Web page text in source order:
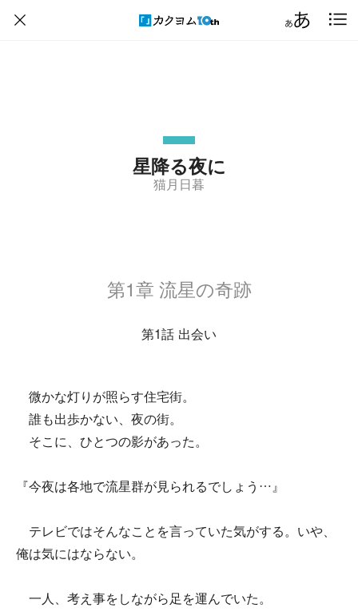
星降る夜に
猫月日暮
第1章 流星の奇跡
第1話 出会い
微かな灯りが照らす住宅街。
誰も出歩かない、夜の街。
そこに、ひとつの影があった。
『今夜は各地で流星群が見られるでしょう…』
テレビではそんなことを言っていた気がする。いや、
俺は気にはならない。
一人、考え事をしながら足を運んでいた。